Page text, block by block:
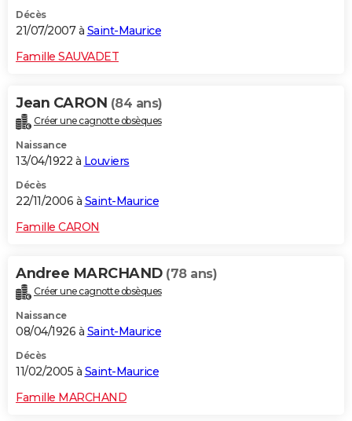
Décès
21/07/2007 à Saint-Maurice
Famille SAUVADET
Jean CARON (84 ans)
Créer une cagnotte obsèques
Naissance
13/04/1922 à Louviers
Décès
22/11/2006 à Saint-Maurice
Famille CARON
Andree MARCHAND (78 ans)
Créer une cagnotte obsèques
Naissance
08/04/1926 à Saint-Maurice
Décès
11/02/2005 à Saint-Maurice
Famille MARCHAND